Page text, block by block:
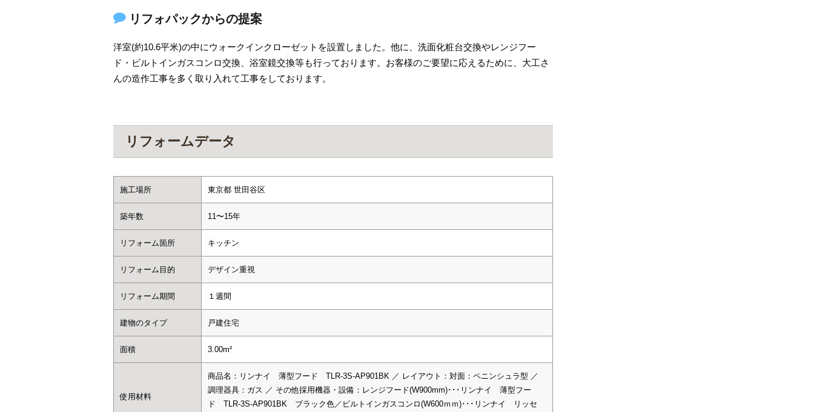
リフォパックからの提案
洋室(約10.6平米)の中にウォークインクローゼットを設置しました。他に、洗面化粧台交換やレンジフー
ド・ビルトインガスコンロ交換、浴室鏡交換等も行っております。お客様のご要望に応えるために、大工さ
んの造作工事を多く取り入れて工事をしております。
リフォームデータ
施工場所 東京都 世田谷区
築年数 11〜15年
リフォーム箇所 キッチン
リフォーム目的 デザイン重視
リフォーム期間 １週間
建物のタイプ 戸建住宅
面積 3.00m²
使用材料
商品名：リンナイ 薄型フード TLR-3S-AP901BK ／ レイアウト：対面：ペニンシュラ型 ／
調理器具：ガス ／ その他採用機器・設備：レンジフード(W900mm)･･･リンナイ 薄型フー
ド TLR-3S-AP901BK ブラック色／ビルトインガスコンロ(W600ｍｍ)･･･リンナイ リッセ